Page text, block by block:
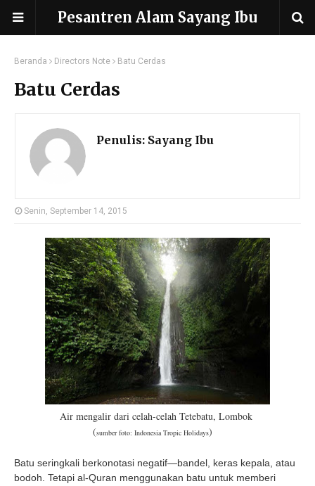
Pesantren Alam Sayang Ibu
Beranda Directors Note Batu Cerdas
Batu Cerdas
Penulis: Sayang Ibu
Senin, September 14, 2015
Air mengalir dari celah-celah Tetebatu, Lombok
(sumber foto: Indonesia Tropic Holidays)
Batu seringkali berkonotasi negatif—bandel, keras kepala, atau
bodoh. Tetapi al-Quran menggunakan batu untuk memberi